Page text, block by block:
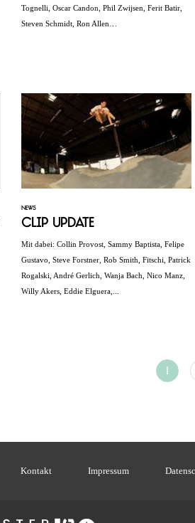
Tognelli, Oscar Candon, Phil Zwijsen, Ferit Batir,
Steven Schmidt, Ron Allen…
NEWS
Clip Update
Mit dabei: Collin Provost, Sammy Baptista, Felipe
Gustavo, Steve Forstner, Rob Smith, Fitschi, Patrick
Rogalski, André Gerlich, Wanja Bach, Nico Manz,
Willy Akers, Eddie Elguera,...
1
Kontakt Impressum